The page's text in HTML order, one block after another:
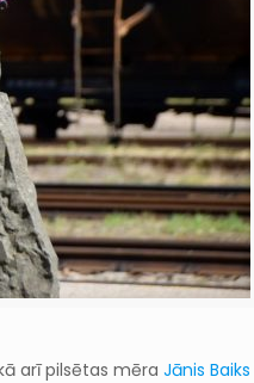
arī pilsētas mēraJānis Baiks